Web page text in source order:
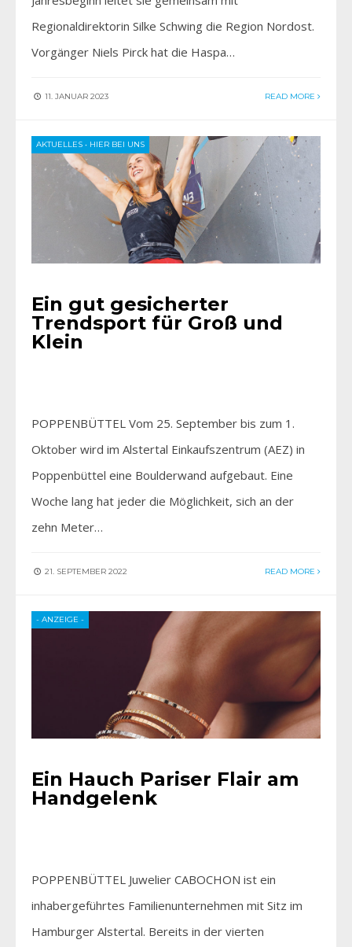
Regionaldirektorin Silke Schwing die Region Nordost.
Vorgänger Niels Pirck hat die Haspa…
11. JANUAR 2023 READ MORE
AKTUELLES • HIER BEI UNS
Ein gut gesicherter
Trendsport für Groß und
Klein
POPPENBÜTTEL Vom 25. September bis zum 1.
Oktober wird im Alstertal Einkaufszentrum (AEZ) in
Poppenbüttel eine Boulderwand aufgebaut. Eine
Woche lang hat jeder die Möglichkeit, sich an der
zehn Meter…
21. SEPTEMBER 2022 READ MORE
- ANZEIGE -
Ein Hauch Pariser Flair am
Handgelenk
POPPENBÜTTEL Juwelier CABOCHON ist ein
inhabergeführtes Familienunternehmen mit Sitz im
Hamburger Alstertal. Bereits in der vierten